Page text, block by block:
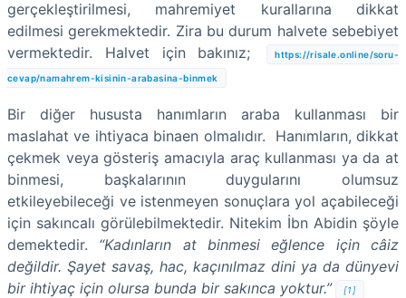
gerçekleştirilmesi, mahremiyet kurallarına dikkat
edilmesi gerekmektedir. Zira bu durum halvete sebebiyet
vermektedir. Halvet için bakınız;
https://risale.online/soru-
cevap/namahrem-kisinin-arabasina-binmek
Bir diğer hususta hanımların araba kullanması bir
maslahat ve ihtiyaca binaen olmalıdır. Hanımların, dikkat
çekmek veya gösteriş amacıyla araç kullanması ya da at
binmesi, başkalarının duygularını olumsuz
etkileyebileceği ve istenmeyen sonuçlara yol açabileceği
için sakıncalı görülebilmektedir. Nitekim İbn Abidin şöyle
demektedir. “Kadınların at binmesi eğlence için câiz
değildir. Şayet savaş, hac, kaçınılmaz dini ya da dünyevi
bir ihtiyaç için olursa bunda bir sakınca yoktur.”
[1]